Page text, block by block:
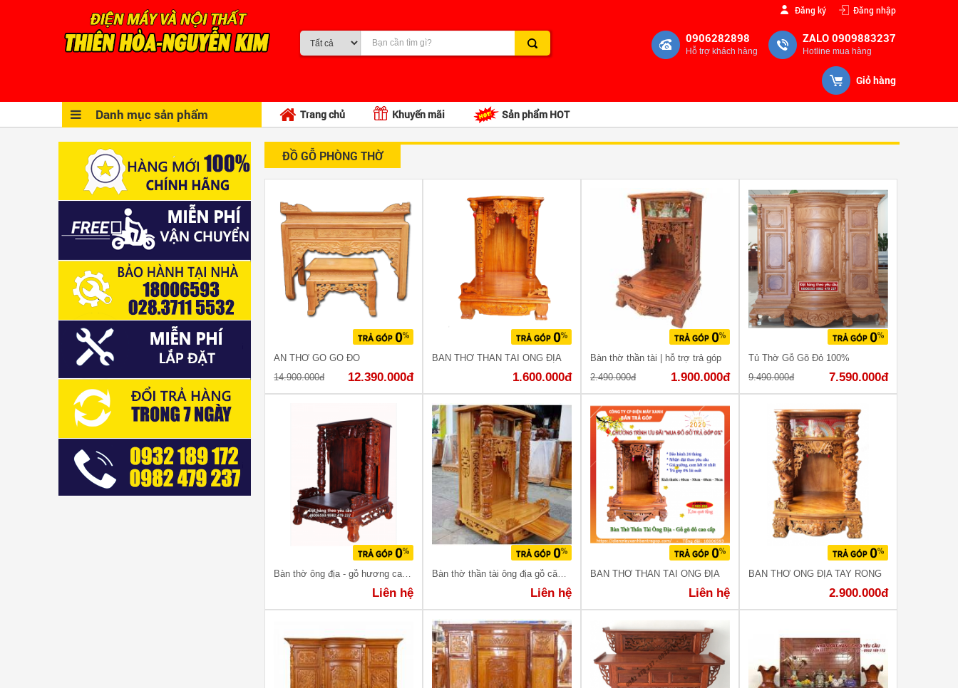
Đăng ký Đăng nhập
ZALO 0909883237
Hotline mua hàng
0906282898
Hỗ trợ khách hàng
Giỏ hàng
Danh mục sản phẩm Trang chủ Khuyến mãi Sản phẩm HOT
ĐỒ GỖ PHÒNG THỜ
ÁN THỜ GỖ GÕ ĐỎ
14.900.000đ
12.390.000đ
BÀN THỜ THẦN TÀI ÔNG ĐỊA
1.600.000đ
Bàn thờ thần tài | hỗ trợ trả góp
2.490.000đ
1.900.000đ
Tủ Thờ Gỗ Gõ Đỏ 100%
9.490.000đ
7.590.000đ
Liên hệ Liên hệ
BÀN THỜ THẦN TÀI ÔNG ĐỊA
Liên hệ
BÀN THỜ ÔNG ĐỊA TAY RỒNG
2.900.000đ